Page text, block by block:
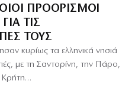
ΠΡΟΟΡΙΣΜΟΊ
ΤΙΣ
ΤΟΥΣ
κυρίως τα ελληνικά νησιά
με τη Σαντορίνη, την Πάρο,
Κρήτη…